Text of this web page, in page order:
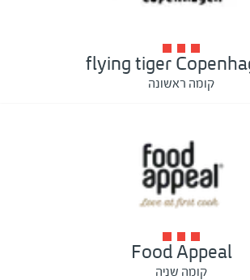
flying tiger
קומה ראשונה
Food Appeal
קומה שניה